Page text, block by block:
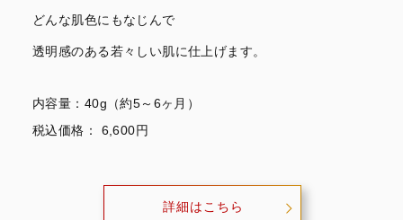
どんな肌色にもなじんで
透明感のある若々しい肌に仕上げます。
内容量：40g（約5～6ヶ月）
税込価格： 6,600円
詳細はこちら